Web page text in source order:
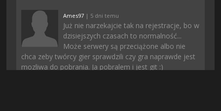
Ames97 | 5 dni temu
Już nie narzekajcie tak na rejestracje, bo w
dzisiejszych czasach to normalność...
Może serwery są przeciążone albo nie
chca zeby twórcy gier sprawdzili czy gra naprawde jest
mozliwa do pobrania. Ja pobralem i jest git :)